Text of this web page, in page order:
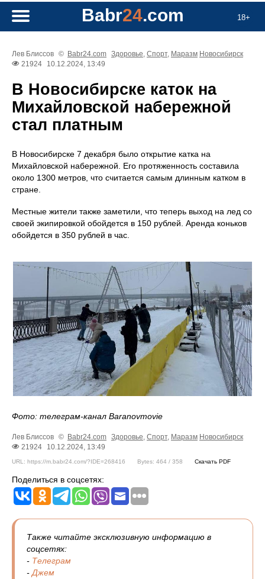
18+
Babr24.com
Лев Блиссов © Babr24.com Здоровье, Спорт, Маразм Новосибирск
21924
10.12.2024, 13:49
В Новосибирске каток на
Михайловской набережной
стал платным
В Новосибирске 7 декабря было открытие катка на
Михайловской набережной. Его протяженность составила
около 1300 метров, что считается самым длинным катком в
стране.
Местные жители также заметили, что теперь выход на лед со
своей экипировкой обойдется в 150 рублей. Аренда коньков
обойдется в 350 рублей в час.
Фото: телеграм-канал Baranovmovie
Лев Блиссов © Babr24.com Здоровье, Спорт, Маразм Новосибирск
21924
10.12.2024, 13:49
URL: https://m.babr24.com/?IDE=268416 Bytes: 464 / 358 Скачать PDF
Поделиться в соцсетях:
Также читайте эксклюзивную информацию в
соцсетях:
- Телеграм
-Джем